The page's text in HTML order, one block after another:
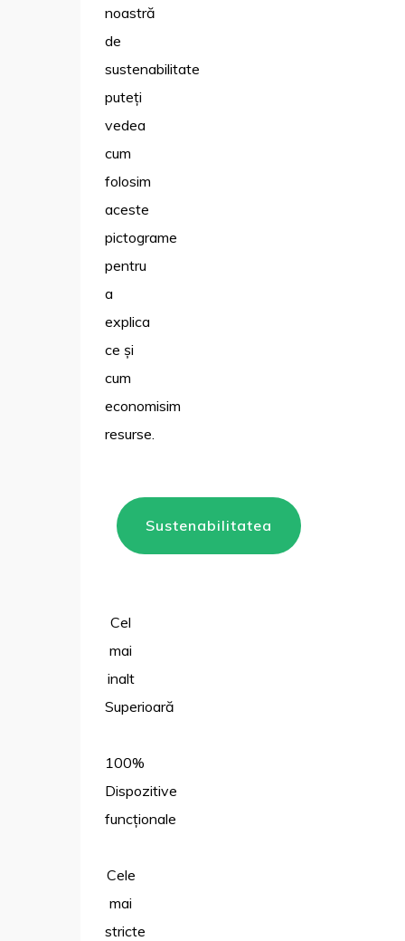
noastră
de
sustenabilitate
puteți
vedea
cum
folosim
aceste
pictograme
pentru
a
explica
ce și
cum
economisim
resurse.
Sustenabilitatea
Cel
mai
inalt
Superioară
100%
Dispozitive
funcționale
Cele
mai
stricte